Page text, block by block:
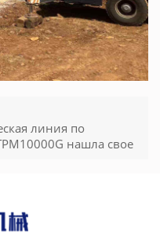
линия по
нашла свое